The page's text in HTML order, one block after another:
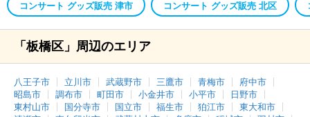
コンサート グッズ販売 津市 コンサート グッズ販売 北区
「板橋区」周辺のエリア
八王子市 立川市 武蔵野市 三鷹市 青梅市
府中市
昭島市
調布市 町田市 小金井市 小平市
日野市
東村山市
国分寺市 国立市 福生市 狛江市
東大和市